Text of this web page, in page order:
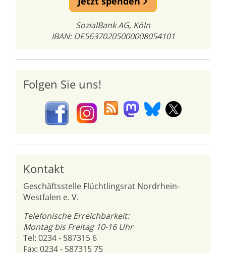
SozialBank AG, Köln
IBAN: DE56370205000008054101
Folgen Sie uns!
Kontakt
Geschäftsstelle Flüchtlingsrat Nordrhein-
Westfalen e. V.
Telefonische Erreichbarkeit:
Montag bis Freitag 10-16 Uhr
Tel: 0234 - 587315 6
Fax: 0234 - 587315 75